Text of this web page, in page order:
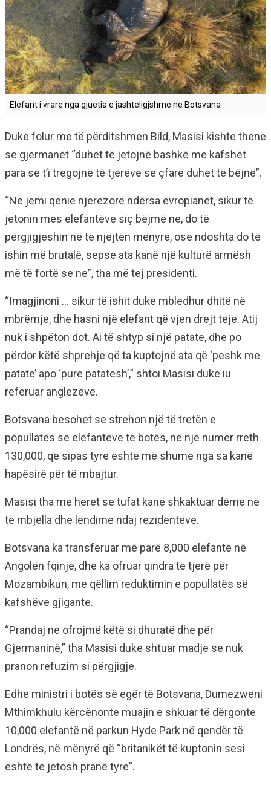
Elefant i vrare nga gjuetia e jashteligjshme ne Botsvana
Duke folur me të përditshmen Bild, Masisi kishte thene
se gjermanët “duhet të jetojnë bashkë me kafshët
para se t’i tregojnë të tjerëve se çfarë duhet të bëjnë”.
“Ne jemi qenie njerëzore ndërsa evropianët, sikur të
jetonin mes elefantëve siç bëjmë ne, do të
përgjigjeshin në të njëjtën mënyrë, ose ndoshta do të
ishin më brutalë, sepse ata kanë një kulturë armësh
më të fortë se ne”, tha më tej presidenti.
“Imagjinoni … sikur të ishit duke mbledhur dhitë në
mbrëmje, dhe hasni një elefant që vjen drejt teje. Atij
nuk i shpëton dot. Ai të shtyp si një patate, dhe po
përdor këtë shprehje që ta kuptojnë ata që ‘peshk me
patate’ apo ‘pure patatesh’,” shtoi Masisi duke iu
referuar anglezëve.
Botsvana besohet se strehon një të tretën e
popullatës së elefantëve të botës, në një numër rreth
130,000, që sipas tyre është më shumë nga sa kanë
hapësirë për të mbajtur.
Masisi tha me heret se tufat kanë shkaktuar dëme në
të mbjella dhe lëndime ndaj rezidentëve.
Botsvana ka transferuar më parë 8,000 elefantë në
Angolën fqinje, dhe ka ofruar qindra të tjerë për
Mozambikun, me qëllim reduktimin e popullatës së
kafshëve gjigante.
“Prandaj ne ofrojmë këtë si dhuratë dhe për
Gjermaninë,” tha Masisi duke shtuar madje se nuk
pranon refuzim si përgjigje.
Edhe ministri i botës së egër të Botsvana, Dumezweni
Mthimkhulu kërcënonte muajin e shkuar të dërgonte
10,000 elefantë në parkun Hyde Park në qendër të
Londrës, në mënyrë që “britanikët të kuptonin sesi
është të jetosh pranë tyre”.